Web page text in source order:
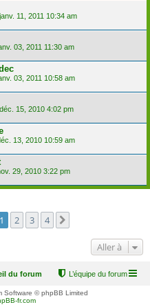
11, 2011 10:34 am
03, 2011 11:30 am
03, 2011 10:58 am
15, 2010 4:02 pm
13, 2010 10:59 am
29, 2010 3:22 pm
1 2 3 4
Aller à
du forum L’équipe du forum
Software © phpBB Limited
fr.com